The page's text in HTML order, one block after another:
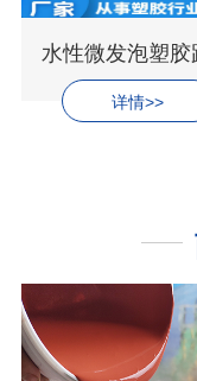
水性微发泡塑胶
详情>>